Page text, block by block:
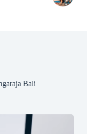
Bali